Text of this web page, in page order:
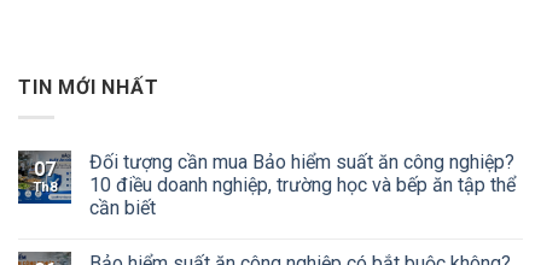
TIN MỚI NHẤT
07
Th8
Đối tượng cần mua Bảo hiểm suất ăn công nghiệp?
10 điều doanh nghiệp, trường học và bếp ăn tập thể
cần biết